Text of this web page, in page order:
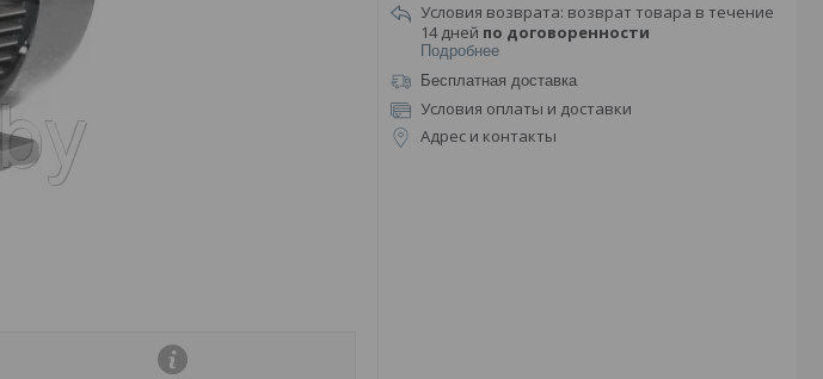
возврат товара в течение
14 дней по договоренности
Подробнее
Бесплатная доставка
Условия оплаты и доставки
Адрес и контакты